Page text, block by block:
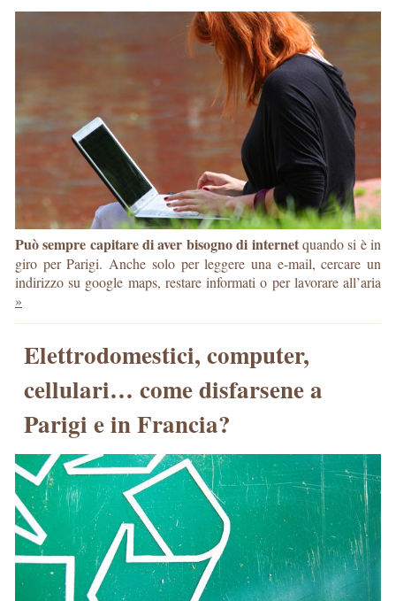
Può sempre capitare di aver bisogno di internetquando si è in
giro per Parigi. Anche solo per leggere una e-mail, cercare un
indirizzo su google maps, restare informati o per lavorare all’aria
»
Elettrodomestici, computer,
cellulari… come disfarsene a
Parigi e in Francia?